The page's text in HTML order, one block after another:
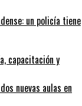
un policía tiene
capacitación y
nuevas aulas en